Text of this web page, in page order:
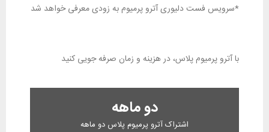
*سرویس فست دلیوری آترو پرمیوم به زودی معرفی خواهد شد
با آترو پرمیوم پلاس، در هزینه و زمان صرفه جویی کنید
دو ماهه
اشتراک آترو پرمیوم پلاس دو ماهه